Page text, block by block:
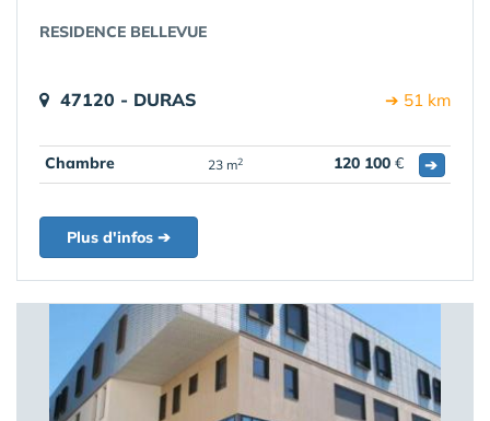
RESIDENCE BELLEVUE
47120 - DURAS ➔ 51 km
Chambre 23 m2 120 100 € ➔
Plus d'infos ➔